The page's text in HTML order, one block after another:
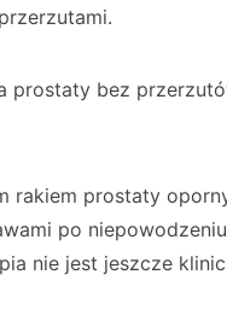
prostaty bez
rakiem prostaty
po
nie jest jeszcze